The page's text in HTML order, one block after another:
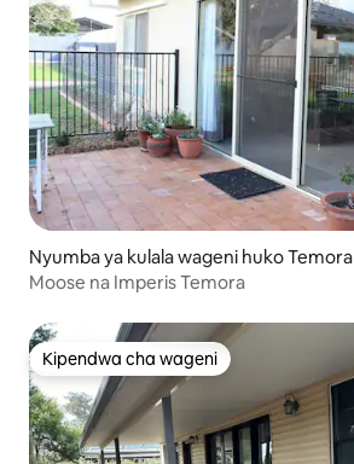
Nyumba ya kulala wageni huko Temora
Moose na Imperis Temora
Kipendwa cha wageni
Kipendwa cha wageni